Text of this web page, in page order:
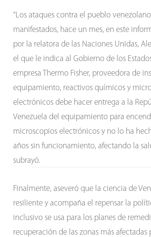
“Los ataques contra el pueblo
manifestados, hace un mes, en este
por la relatora de las Naciones Unidas,
el que le indica al Gobierno de los
empresa Thermo Fisher, proveedora de
equipamiento, reactivos químicos y
electrónicos debe hacer entrega a la
Venezuela del equipamiento para
microscopios electrónicos y no lo ha
años sin funcionamiento, afectando la
subrayó.
Finalmente, aseveró que la ciencia de
resiliente y acompaña el repensar la
inclusivo se usa para los planes de
recuperación de las zonas más afectadas